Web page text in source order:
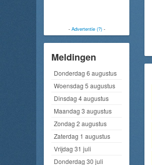
- Advertentie (?)-
Meldingen
Donderdag 6 augustus
Woensdag 5 augustus
Dinsdag 4 augustus
Maandag 3 augustus
Zondag 2 augustus
Zaterdag 1 augustus
Vrijdag 31 juli
Donderdag 30 juli